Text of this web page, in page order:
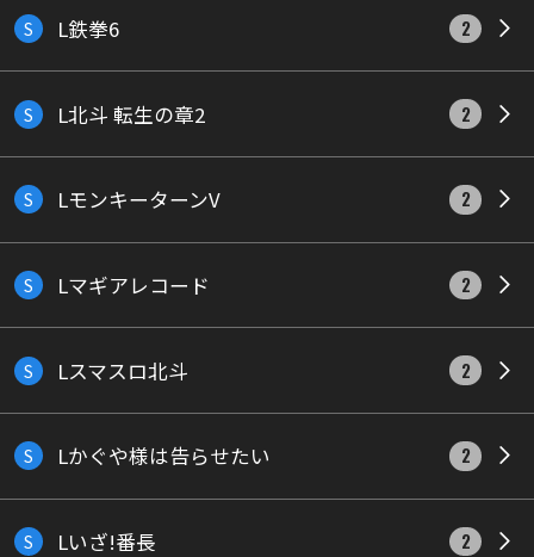
S L鉄拳6 2
S L北斗 転生の章2 2
S LモンキーターンV 2
S Lマギアレコード 2
S Lスマスロ北斗 2
S Lかぐや様は告らせたい 2
S Lいざ!番長 2